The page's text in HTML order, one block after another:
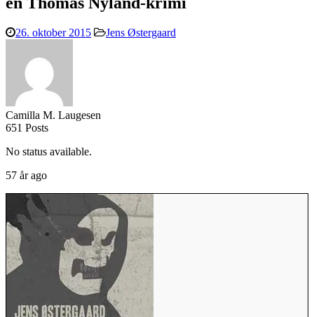
26. oktober 2015 Jens Østergaard
Camilla M. Laugesen
651 Posts
No status available.
57 år ago